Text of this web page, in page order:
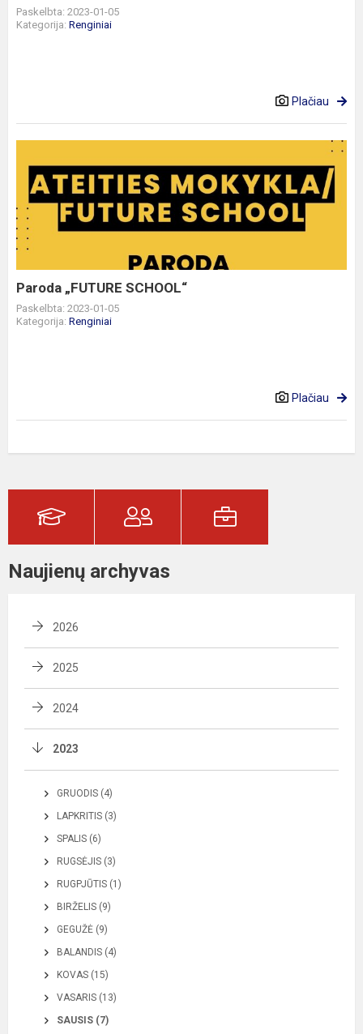
Paskelbta: 2023-01-05
Kategorija: Renginiai
Plačiau
„FUTURE
SCHOOL“
Paroda „FUTURE SCHOOL“
Paskelbta: 2023-01-05
Kategorija: Renginiai
Plačiau
Naujienų archyvas
2026
2025
2024
2023
GRUODIS (4)
LAPKRITIS (3)
SPALIS (6)
RUGSĖJIS (3)
RUGPJŪTIS (1)
BIRŽELIS (9)
GEGUŽĖ (9)
BALANDIS (4)
KOVAS (15)
VASARIS (13)
SAUSIS (7)